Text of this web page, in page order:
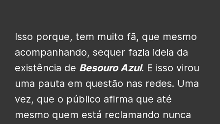
Isso porque, tem muito fã, que mesmo
acompanhando, sequer fazia ideia da
existência de Besouro Azul. E isso virou
uma pauta em questão nas redes. Uma
vez, que o público afirma que até
mesmo quem está reclamando nunca